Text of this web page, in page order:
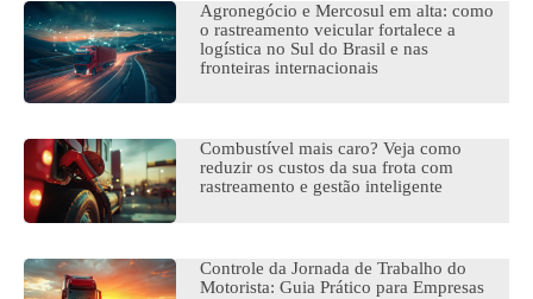
Agronegócio e Mercosul em alta: como
o rastreamento veicular fortalece a
logística no Sul do Brasil e nas
fronteiras internacionais
Combustível mais caro? Veja como
reduzir os custos da sua frota com
rastreamento e gestão inteligente
Controle da Jornada de Trabalho do
Motorista: Guia Prático para Empresas